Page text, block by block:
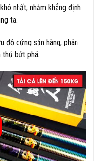
nhất, nhằm khẳng định
ta.
độ cứng săn hàng, phân
bứt phá.